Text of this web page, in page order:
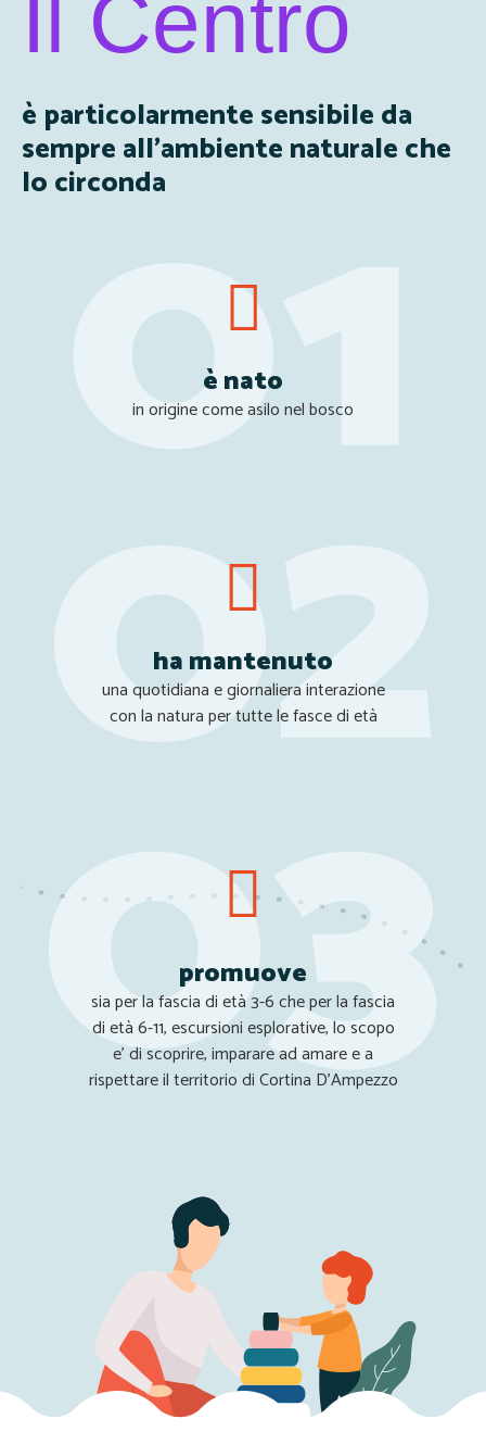
Il Centro
è particolarmente sensibile da
sempre all’ambiente naturale che
lo circonda
è nato
in origine come asilo nel bosco
ha mantenuto
una quotidiana e giornaliera interazione
con la natura per tutte le fasce di età
promuove
sia per la fascia di età 3-6 che per la fascia
di età 6-11, escursioni esplorative, lo scopo
e' di scoprire, imparare ad amare e a
rispettare il territorio di Cortina D'Ampezzo